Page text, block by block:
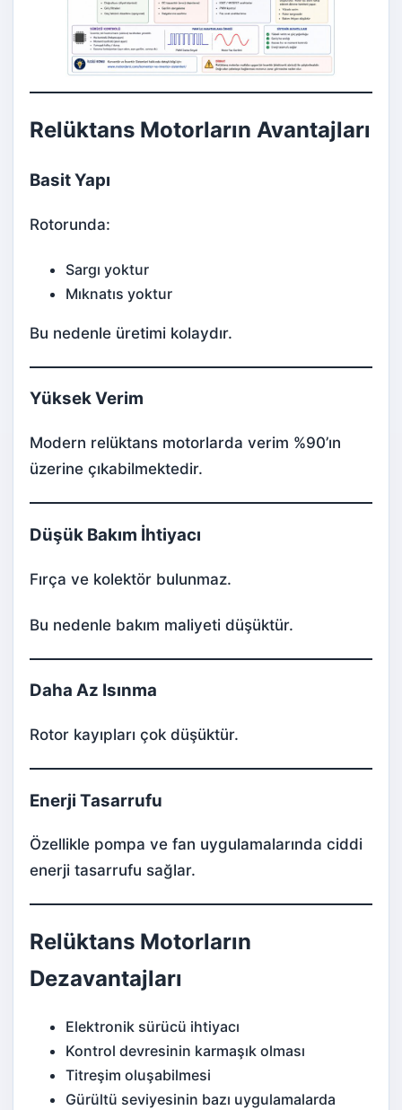
Relüktans Motorların Avantajları
Basit Yapı
Rotorunda:
Sargı yoktur
Mıknatıs yoktur
Bu nedenle üretimi kolaydır.
Yüksek Verim
Modern relüktans motorlarda verim %90’ın
üzerine çıkabilmektedir.
Düşük Bakım İhtiyacı
Fırça ve kolektör bulunmaz.
Bu nedenle bakım maliyeti düşüktür.
Daha Az Isınma
Rotor kayıpları çok düşüktür.
Enerji Tasarrufu
Özellikle pompa ve fan uygulamalarında ciddi
enerji tasarrufu sağlar.
Relüktans Motorların
Dezavantajları
Elektronik sürücü ihtiyacı
Kontrol devresinin karmaşık olması
Titreşim oluşabilmesi
Gürültü seviyesinin bazı uygulamalarda